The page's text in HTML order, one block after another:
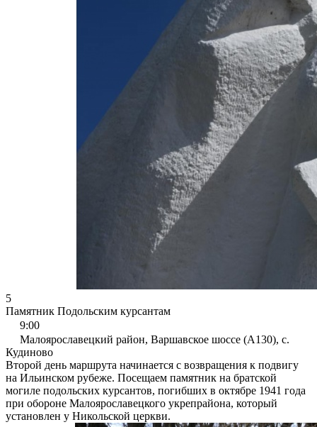
5
Памятник Подольским курсантам
9:00
Малоярославецкий район, Варшавское шоссе (А130), с.
Кудиново
Второй день маршрута начинается с возвращения к подвигу
на Ильинском рубеже. Посещаем памятник на братской
могиле подольских курсантов, погибших в октябре 1941 года
при обороне Малоярославецкого укрепрайона, который
установлен у Никольской церкви.